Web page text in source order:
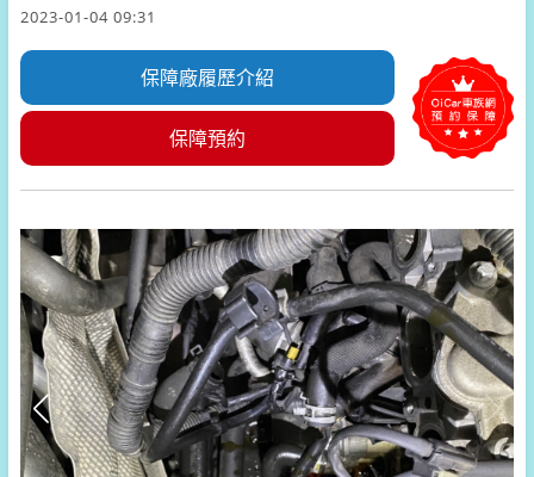
2023-01-04 09:31
保障廠履歷介紹
保障預約